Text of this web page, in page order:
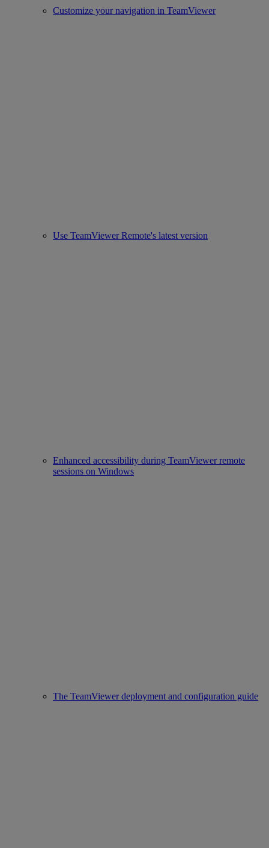
Customize your navigation in TeamViewer
Use TeamViewer Remote's latest version
Enhanced accessibility during TeamViewer remote
sessions on Windows
The TeamViewer deployment and configuration guide